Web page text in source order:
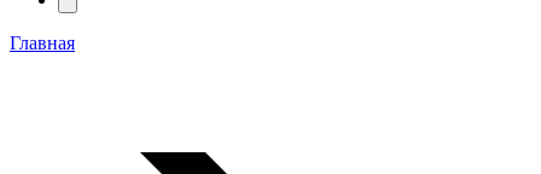
Главная